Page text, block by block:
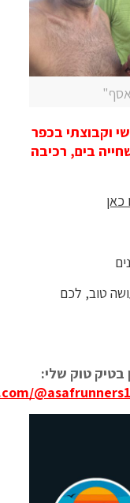
וקבוצתי בכפר
בים, רכיבה
כאן
טוב, לכם
בטיק טוק שלי: